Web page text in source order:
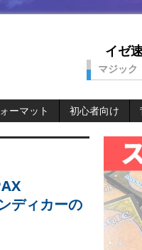
イゼ
マジック
ーマット 初心者向け
ディカーの